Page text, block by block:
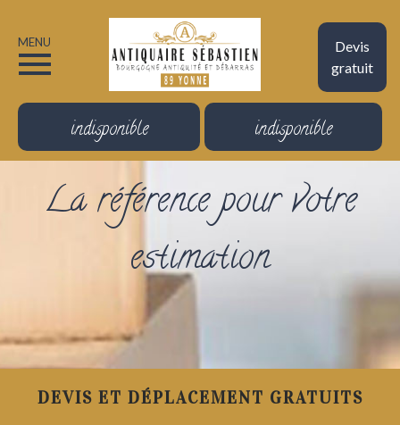
Devis
gratuit
MENU
indisponible indisponible
La référence pour votre
estimation
DEVIS ET DÉPLACEMENT GRATUITS